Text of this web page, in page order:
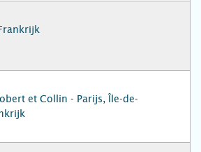
et Collin - Parijs, Île-de-